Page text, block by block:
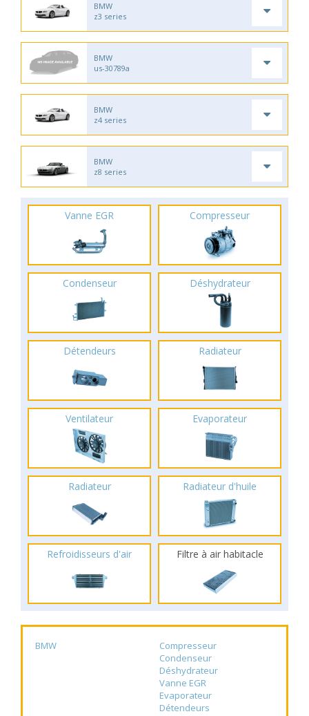
BMW
z3 series
BMW
us-30789a
BMW
z4 series
BMW
z8 series
Vanne EGR Compresseur
Condenseur Déshydrateur
Détendeurs Radiateur
Ventilateur Evaporateur
Radiateur Radiateur d'huile
Refroidisseurs d'air Filtre à air habitacle
BMW
Compresseur
Condenseur
Déshydrateur
Vanne EGR
Evaporateur
Détendeurs